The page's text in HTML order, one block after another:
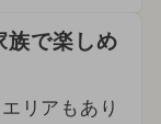
族で楽しめ
リアもあり